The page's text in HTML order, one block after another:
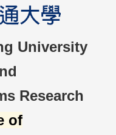
University
Research
of